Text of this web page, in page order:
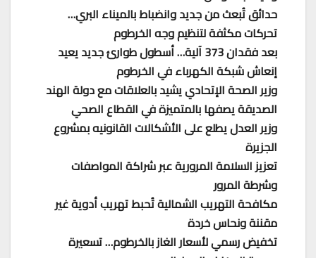
حدائق تُبعث من جديد وانضباط بالميناء البري…
تحركات مكثفة لتنظيم وجه الخرطوم
بعد فقدان 373 آلية… أسطول طوارئ جديد يعيد
إنعاش شبكة الكهرباء في الخرطوم
وزير الصحة الإتحادي يشيد بالعلاقات مع دولة الهند
الصديقة يصفها بالمتميزة في القطاع الصحي
وزير العدل يطلع على الأشكالات القانونيه بمشروع
الجزيرة
تعزيز السلامة المرورية عبر شراكة المواصفات
وشرطة المرور
مكافحة التهريب الشمالية تُحبط تهريب أدوية غير
مقننة ونحاس خردة
تخفيض رسمي لأسعار الغاز بالخرطوم… تسعيرة